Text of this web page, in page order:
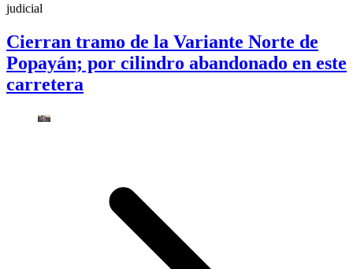
judicial
Cierran tramo de la Variante Norte de
Popayán; por cilindro abandonado en este
carretera